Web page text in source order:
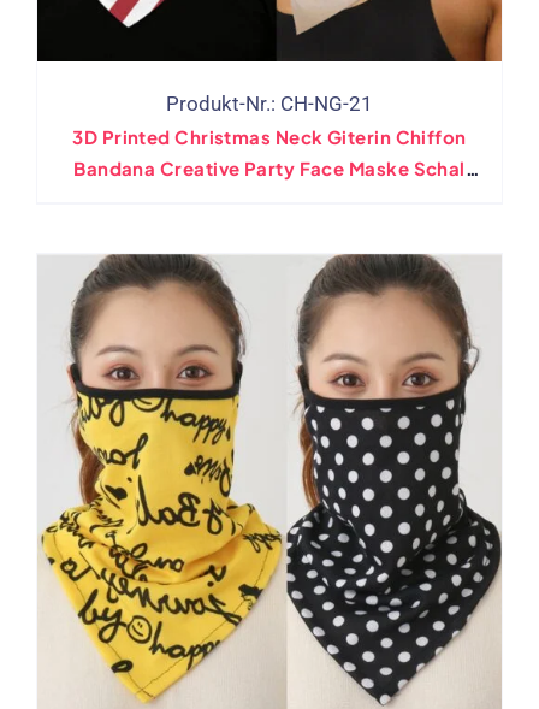
Produkt-Nr.: CH-NG-21
3D Printed Christmas Neck Giterin Chiffon
Bandana Creative Party Face Maske Schal